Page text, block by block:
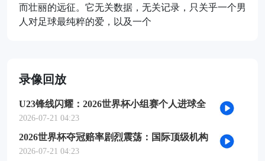
而壮丽的远征。它无关数据，无关记录，只关乎一个男
人对足球最纯粹的爱，以及一个
录像回放
U23锋线闪耀：2026世界杯小组赛个人进球全
记录
2026-07-21 04:23
2026世界杯夺冠赔率剧烈震荡：国际顶级机构
最新榜单出炉
2026-07-21 04:23